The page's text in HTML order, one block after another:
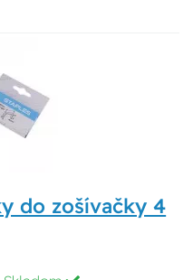
do zošívačky 4